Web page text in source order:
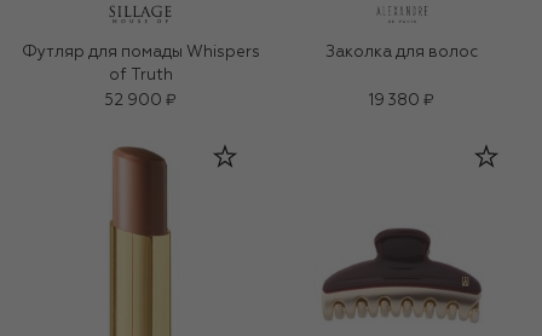
Футляр для помады Whispers
of Truth
52 900 ₽
Заколка для волос
19 380 ₽